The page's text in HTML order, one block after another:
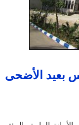
بعيد الأضحى